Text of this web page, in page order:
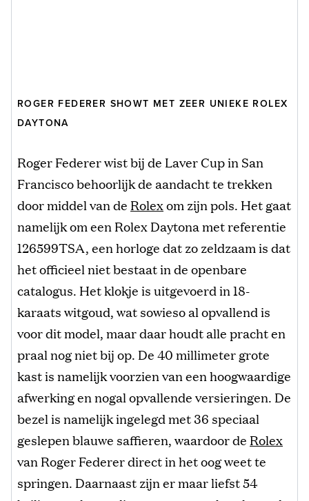
ROGER FEDERER SHOWT MET ZEER UNIEKE ROLEX
DAYTONA
Roger Federer wist bij de Laver Cup in San
Francisco behoorlijk de aandacht te trekken
door middel van de Rolexom zijn pols. Het gaat
namelijk om een Rolex Daytona met referentie
126599TSA, een horloge dat zo zeldzaam is dat
het officieel niet bestaat in de openbare
catalogus. Het klokje is uitgevoerd in 18-
karaats witgoud, wat sowieso al opvallend is
voor dit model, maar daar houdt alle pracht en
praal nog niet bij op. De 40 millimeter grote
kast is namelijk voorzien van een hoogwaardige
afwerking en nogal opvallende versieringen. De
bezel is namelijk ingelegd met 36 speciaal
geslepen blauwe saffieren, waardoor de Rolex
van Roger Federer direct in het oog weet te
springen. Daarnaast zijn er maar liefst 54